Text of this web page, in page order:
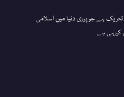
ہے جو پوری دنیا میں اسلامی
کررہی ہے